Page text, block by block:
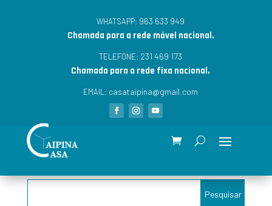
WHATSAPP: 963 633 949
Chamada para a rede móvel nacional.
TELEFONE: 231 469 173
Chamada para a rede fixa nacional.
EMAIL: casataipina@gmail.com